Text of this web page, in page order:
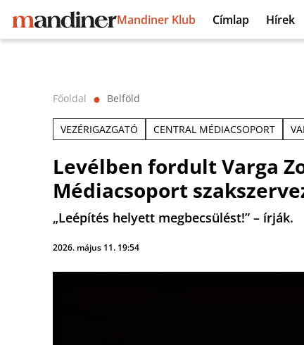
Mandiner Klub Címlap Hírek
Főoldal ⬤ Belföld
VEZÉRIGAZGATÓ CENTRAL MÉDIACSOPORT
Levélben fordult Varga
Médiacsoport
„Leépítés helyett megbecsülést!” – írják.
2026. május 11. 19:54